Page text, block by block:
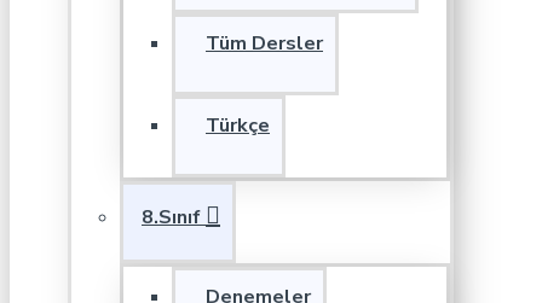
Tüm Dersler
Türkçe
8.Sınıf
Denemeler